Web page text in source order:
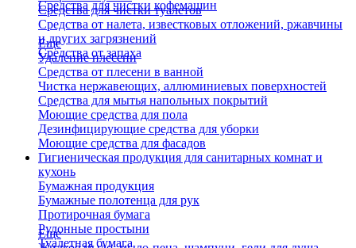
Средства для чистки кофемашин
Средства для чистки туалетов
Средства от налета, известковых отложений, ржавчины
и других загрязнений
Средства от запаха
Еще
Удаление плесени
Средства от плесени в ванной
Чистка нержавеющих, аллюминиевых поверхностей
Средства для мытья напольных покрытий
Моющие средства для пола
Дезинфицирующие средства для уборки
Моющие средства для фасадов
Гигиеническая продукция для санитарных комнат и
кухонь
Бумажная продукция
Бумажные полотенца для рук
Протирочная бумага
Рулонные простыни
Туалетная бумага
Еще